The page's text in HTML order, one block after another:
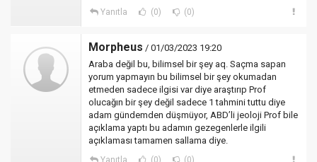
Yanıtla (0) (0)
Morpheus / 01/03/2023 19:20
Araba değil bu, bilimsel bir şey aq. Saçma sapan
yorum yapmayın bu bilimsel bir şey okumadan
etmeden sadece ilgisi var diye araştırıp Prof
olucağın bir şey değil sadece 1 tahmini tuttu diye
adam gündemden düşmüyor, ABD’li jeoloji Prof bile
açıklama yaptı bu adamın gezegenlerle ilgili
açıklaması tamamen sallama diye.
Yanıtla (0) (0)